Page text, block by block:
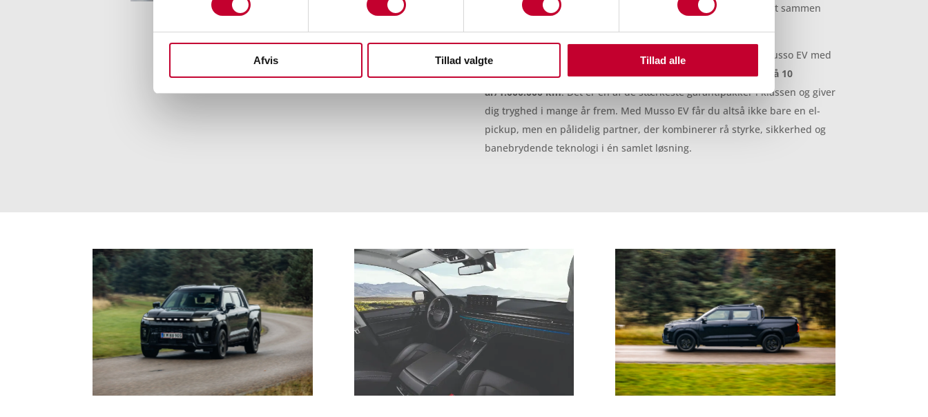
Afvis Tillad valgte Tillad alle
vognbaneassistent og advarsel for krydsende trafik bagfra – alt sammen
Og for at understrege bilens kvalitet og holdbarhed leveres Musso EV med
nybilsgaranti på 7 år/150.000 km
batterigaranti på 10
år/1.000.000 km. Det er en af de stærkeste garantipakker i klassen og giver
dig tryghed i mange år frem. Med Musso EV får du altså ikke bare en el-
pickup, men en pålidelig partner, der kombinerer rå styrke, sikkerhed og
banebrydende teknologi i én samlet løsning.